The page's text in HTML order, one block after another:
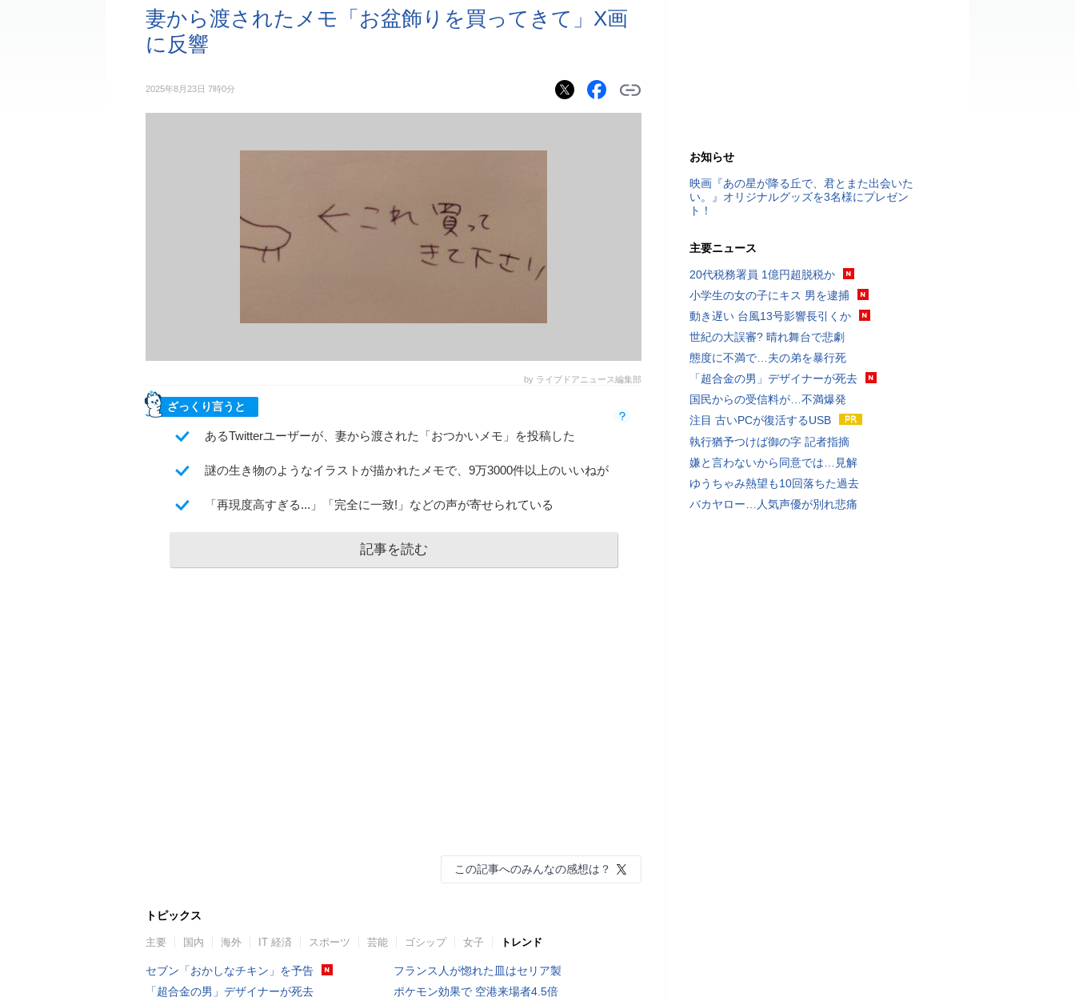
妻から渡されたメモ「お盆飾りを買ってきて」X画
に反響
2025年8月23日 7時0分
by ライブドアニュース編集部
ざっくり言うと
あるTwitterユーザーが、妻から渡された「おつかいメモ」を投稿した
謎の生き物のようなイラストが描かれたメモで、9万3000件以上のいいねが
「再現度高すぎる...」「完全に一致!」などの声が寄せられている
記事を読む
この記事へのみんなの感想は？
トピックス
主要 国内 海外 IT 経済 スポーツ 芸能 ゴシップ 女子 トレンド
セブン「おかしなチキン」を予告
「超合金の男」デザイナーが死去
フランス人が惚れた皿はセリア製
ポケモン効果で 空港来場者4.5倍
お知らせ
映画『あの星が降る丘で、君とまた出会いた
い。』オリジナルグッズを3名様にプレゼン
ト！
主要ニュース
20代税務署員 1億円超脱税か
小学生の女の子にキス 男を逮捕
動き遅い 台風13号影響長引くか
世紀の大誤審? 晴れ舞台で悲劇
態度に不満で…夫の弟を暴行死
「超合金の男」デザイナーが死去
国民からの受信料が…不満爆発
注目 古いPCが復活するUSB
執行猶予つけば御の字 記者指摘
嫌と言わないから同意では…見解
ゆうちゃみ熱望も10回落ちた過去
バカヤロー…人気声優が別れ悲痛